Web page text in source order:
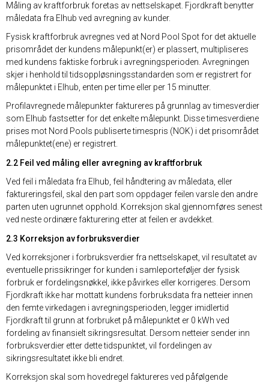
Måling av kraftforbruk foretas av nettselskapet. Fjordkraft benytter
måledata fra Elhub ved avregning av kunder.
Fysisk kraftforbruk avregnes ved at Nord Pool Spot for det aktuelle
prisområdet der kundens målepunkt(er) er plassert, multipliseres
med kundens faktiske forbruk i avregningsperioden. Avregningen
skjer i henhold til tidsoppløsningsstandarden som er registrert for
målepunktet i Elhub, enten per time eller per 15 minutter.
Profilavregnede målepunkter faktureres på grunnlag av timesverdier
som Elhub fastsetter for det enkelte målepunkt. Disse timesverdiene
prises mot Nord Pools publiserte timespris (NOK) i det prisområdet
målepunktet(ene) er registrert.
2.2 Feil ved måling eller avregning av kraftforbruk
Ved feil i måledata fra Elhub, feil håndtering av måledata, eller
faktureringsfeil, skal den part som oppdager feilen varsle den andre
parten uten ugrunnet opphold. Korreksjon skal gjennomføres senest
ved neste ordinære fakturering etter at feilen er avdekket.
2.3 Korreksjon av forbruksverdier
Ved korreksjoner i forbruksverdier fra nettselskapet, vil resultatet av
eventuelle prissikringer for kunden i samleporteføljer der fysisk
forbruk er fordelingsnøkkel, ikke påvirkes eller korrigeres. Dersom
Fjordkraft ikke har mottatt kundens forbruksdata fra netteier innen
den femte virkedagen i avregningsperioden, legger imidlertid
Fjordkraft til grunn at forbruket på målepunktet er 0 kWh ved
fordeling av finansielt sikringsresultat. Dersom netteier sender inn
forbruksverdier etter dette tidspunktet, vil fordelingen av
sikringsresultatet ikke bli endret.
Korreksjon skal som hovedregel faktureres ved påfølgende